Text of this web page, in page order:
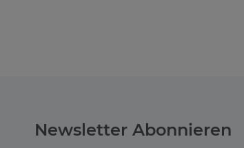
Newsletter Abonnieren